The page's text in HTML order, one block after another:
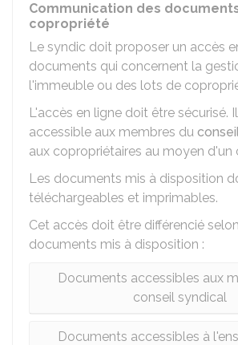
Communication des
copropriété
Le syndic doit proposer un accès
documents qui concernent la
l'immeuble ou des lots de
L'accès en ligne doit être sécurisé.
accessible aux membres du
aux copropriétaires au moyen d'un
Les documents mis à disposition
téléchargeables et imprimables.
Cet accès doit être différencié
documents mis à disposition :
Documents accessibles aux
conseil syndical
Documents accessibles à